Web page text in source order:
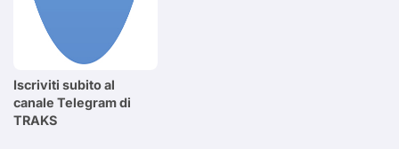
Iscriviti subito al
canale Telegram di
TRAKS